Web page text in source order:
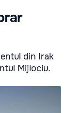
din Irak
Mijlociu.